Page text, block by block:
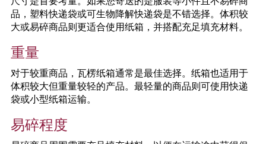
品，塑料快递袋或可生物降解快递袋是不错选择。体积较
大或易碎商品则更适合使用纸箱，并搭配充足填充材料。
重量
对于较重商品，瓦楞纸箱通常是最佳选择。纸箱也适用于
体积较大但重量较轻的产品。最轻量的商品则可使用快递
袋或小型纸箱运输。
易碎程度